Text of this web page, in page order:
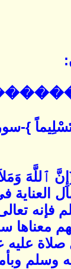
ٱللَّهَ
فإنه
معناها
صلاة
وسلم